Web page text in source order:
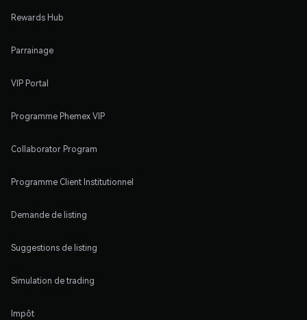
Rewards Hub
Parrainage
VIP Portal
Programme Phemex VIP
Collaborator Program
Programme Client Institutionnel
Demande de listing
Suggestions de listing
Simulation de trading
Impôt